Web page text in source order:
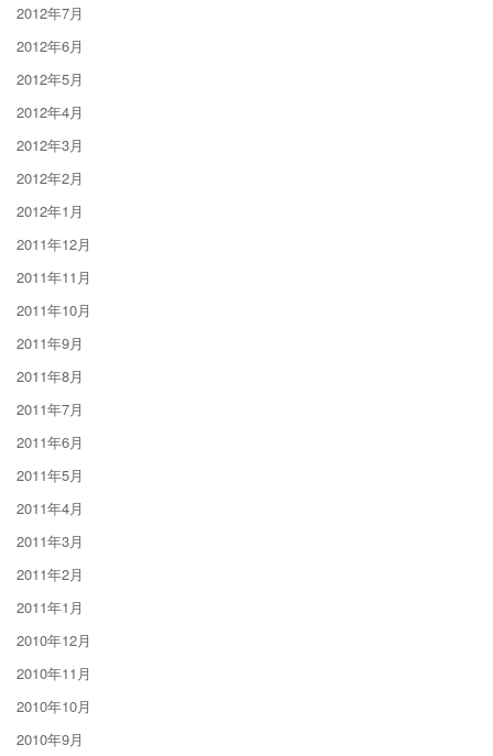
2012年7月
2012年6月
2012年5月
2012年4月
2012年3月
2012年2月
2012年1月
2011年12月
2011年11月
2011年10月
2011年9月
2011年8月
2011年7月
2011年6月
2011年5月
2011年4月
2011年3月
2011年2月
2011年1月
2010年12月
2010年11月
2010年10月
2010年9月